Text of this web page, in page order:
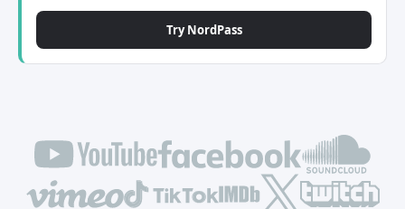
Try NordPass